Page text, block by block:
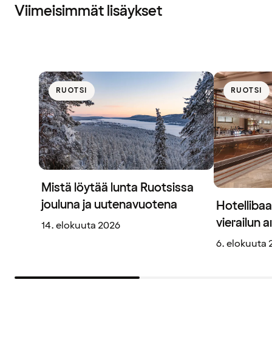
Viimeisimmät lisäykset
RUOTSI
Mistä löytää lunta Ruotsissa
jouluna ja uutenavuotena
14. elokuuta 2026
RUOTSI
vierailun
6. elokuuta